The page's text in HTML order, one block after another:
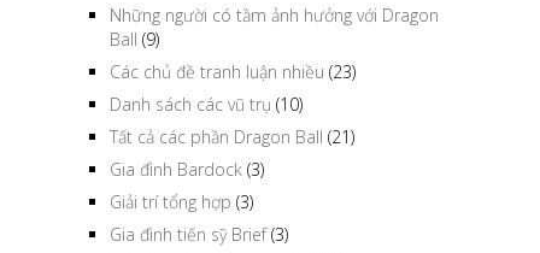
Những người có tầm ảnh hưởng với Dragon
Ball (9)
Các chủ đề tranh luận nhiều (23)
Danh sách các vũ trụ (10)
Tất cả các phần Dragon Ball (21)
Gia đình Bardock (3)
Giải trí tổng hợp (3)
Gia đình tiến sỹ Brief(3)